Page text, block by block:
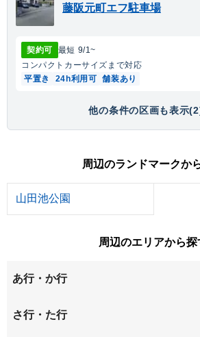
藤阪元町エフ駐車場
契約可 最短 9/1~
コンパクトカーサイズまで対応
平置き
24h利用可 舗装あり
他の条件の区画も表示
周辺のランドマークか
山田池公園
周辺のエリアから探
あ行・か行
池之宮
さ行・た行